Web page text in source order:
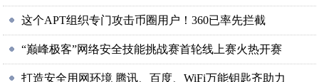
这个APT组织专门攻击币圈用户！360已率先拦截
“巅峰极客”网络安全技能挑战赛首轮线上赛火热开赛
打造安全用网环境 腾讯、百度、WiFi万能钥匙齐助力